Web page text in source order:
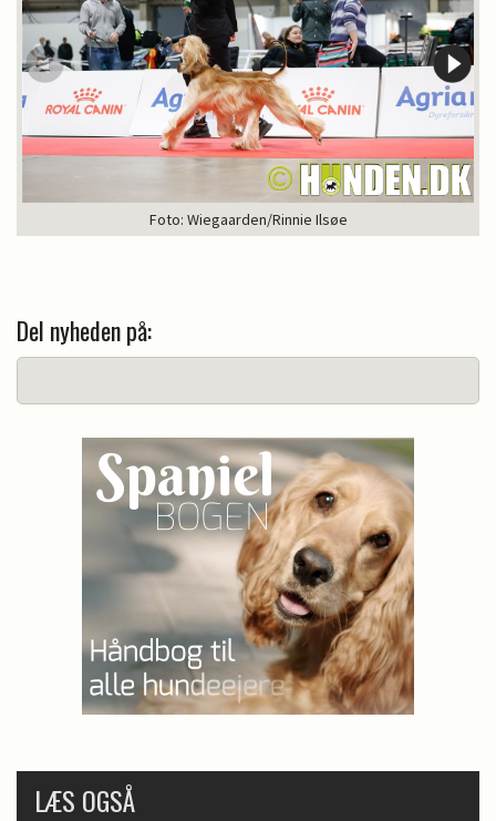
Foto: Wiegaarden/Rinnie Ilsøe
Del nyheden på:
LÆS OGSÅ